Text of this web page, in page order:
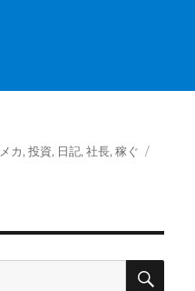
メカ,投資, 日記,社長,稼ぐ
メ検